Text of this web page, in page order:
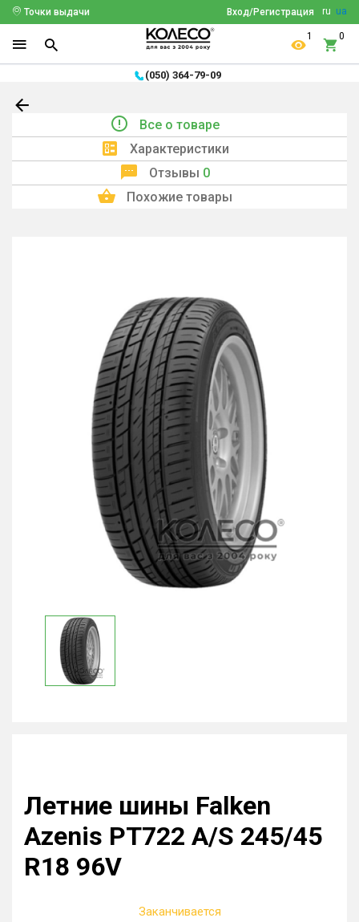
ru ua
Вход/Регистрация
Точки выдачи
1 0
(050) 364-79-09
Все о товаре
Характеристики
Отзывы 0
Похожие товары
Летние шины Falken
Azenis PT722 A/S 245/45
R18 96V
Заканчивается